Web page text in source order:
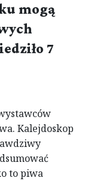
mogą
7
Kalejdoskop
to piwa